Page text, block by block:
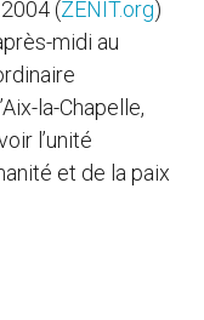
(ZENIT.org)
midi au
la-Chapelle,
l’unité
et de la paix